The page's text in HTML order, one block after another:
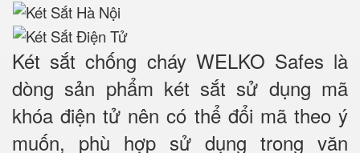
Két sắt chống cháy WELKO Safes là
dòng sản phẩm két sắt sử dụng mã
khóa điện tử nên có thể đổi mã theo ý
muốn, phù hợp sử dụng trong văn